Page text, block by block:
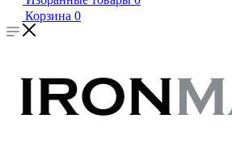
Корзина 0